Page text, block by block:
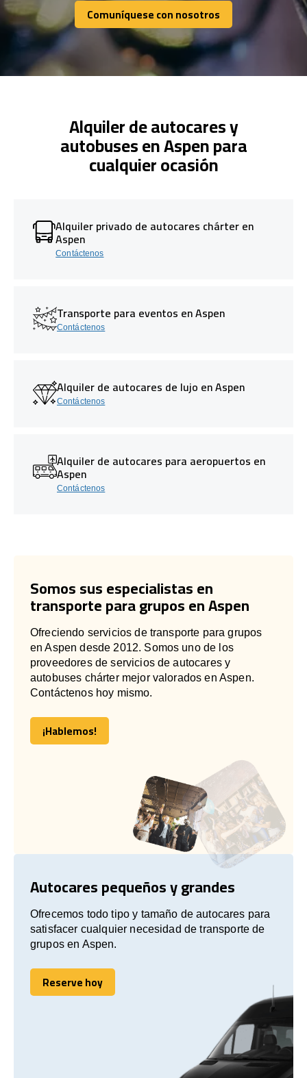
Comuníquese con nosotros
Comuníquese con nosotros
Alquiler de autocares y
autobuses en Aspen para
cualquier ocasión
Alquiler privado de autocares chárter en
Aspen
Contáctenos
Transporte para eventos en Aspen
Contáctenos
Alquiler de autocares de lujo en Aspen
Contáctenos
Alquiler de autocares para aeropuertos en
Aspen
Contáctenos
Somos sus especialistas en
transporte para grupos en Aspen
Ofreciendo servicios de transporte para grupos
en Aspen desde 2012. Somos uno de los
proveedores de servicios de autocares y
autobuses chárter mejor valorados en Aspen.
Contáctenos hoy mismo.
¡Hablemos!
¡Hablemos!
Autocares pequeños y grandes
Ofrecemos todo tipo y tamaño de autocares para
satisfacer cualquier necesidad de transporte de
grupos en Aspen.
Reserve hoy
Reserve hoy